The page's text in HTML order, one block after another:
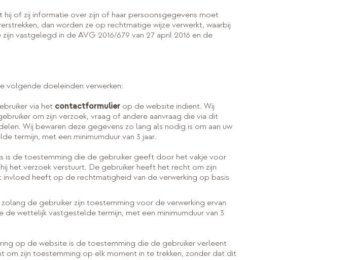
of zij informatie over zijn of haar persoonsgegevens moet
dan worden ze op rechtmatige wijze verwerkt, waarbij
vastgelegd in de AVG 2016/679 van 27 april 2016 en de
volgende doeleinden verwerken:
via het contactformulier op de website indient. Wij
om zijn verzoek, vraag of andere aanvraag die via dit
Wij bewaren deze gegevens zo lang als nodig is om aan uw
termijn, met een minimumduur van 3 jaar.
is de toestemming die de gebruiker geeft door het vakje voor
het verzoek verstuurt. De gebruiker heeft het recht om zijn
heeft op de rechtmatigheid van de verwerking op basis
de gebruiker zijn toestemming voor de verwerking ervan
wettelijk vastgestelde termijn, met een minimumduur van 3
op de website is de toestemming die de gebruiker verleent
zijn toestemming op elk moment in te trekken, zonder dat dit